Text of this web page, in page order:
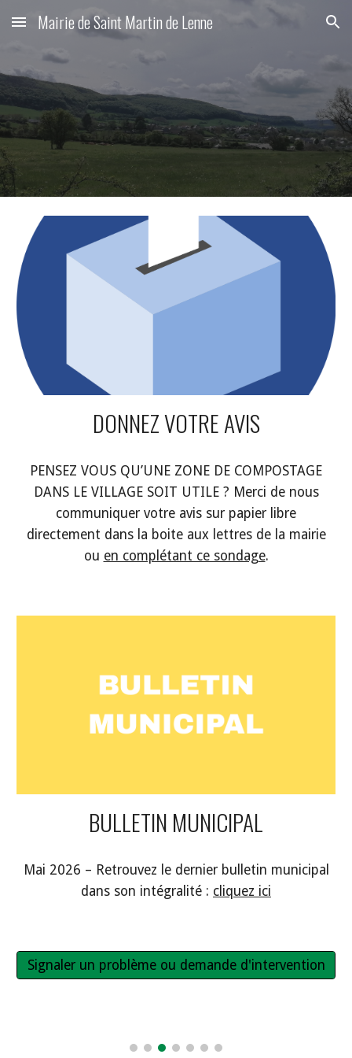
Skip to main content Skip to navigation
Mairie de Saint Martin de Lenne
DONNEZ VOTRE AVIS
PENSEZ VOUS QU’UNE ZONE DE COMPOSTAGE
DANS LE VILLAGE SOIT UTILE ? Merci de nous
communiquer votre avis sur papier libre
directement dans la boite aux lettres de la mairie
ou en complétant ce sondage.
BULLETIN MUNICIPAL
Mai 2026 – Retrouvez le dernier bulletin municipal
dans son intégralité : cliquez ici
Signaler un problème ou demande d'intervention